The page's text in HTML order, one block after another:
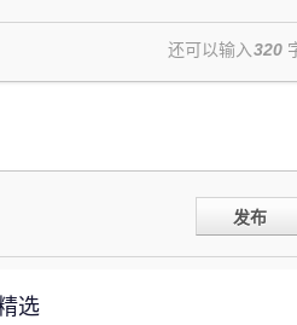
还可以输入320
发布
选